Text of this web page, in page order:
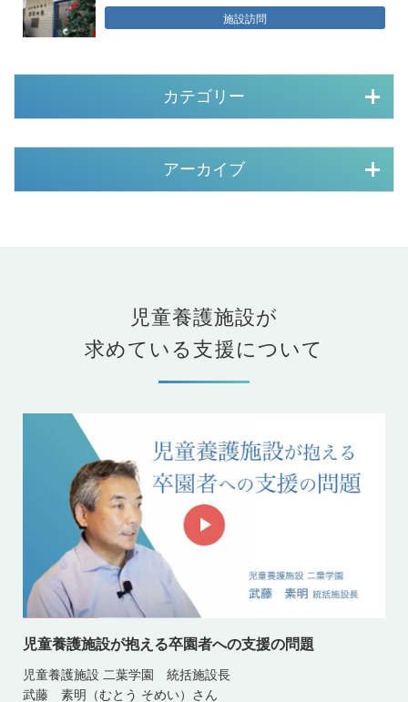
施設訪問
カテゴリー
アーカイブ
児童養護施設が
求めている支援について
児童養護施設が抱える卒園者への支援の問題
児童養護施設 二葉学園 統括施設長
武藤 素明（むとう そめい）さん